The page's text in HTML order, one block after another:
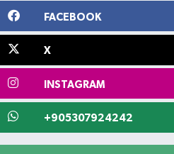
FACEBOOK
X
INSTAGRAM
+905307924242